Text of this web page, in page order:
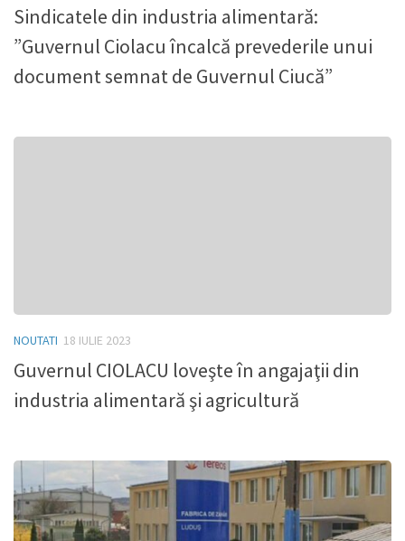
Sindicatele din industria alimentară:
”Guvernul Ciolacu încalcă prevederile unui
document semnat de Guvernul Ciucă”
NOUTATI 18 IULIE 2023
Guvernul CIOLACU loveşte în angajaţii din
industria alimentară şi agricultură